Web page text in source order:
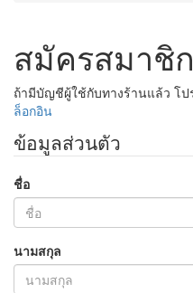
สมัครสมาชิก
ถ้ามีบัญชีผู้ใช้กับทางร้านแล้ว โ
ล็อกอิน
ข้อมูลส่วนตัว
ชื่อ
นามสกุล